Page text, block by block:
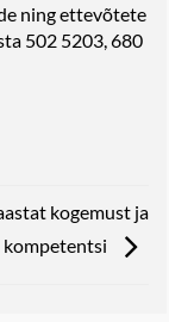
ning ettevõtete
502 5203, 680
kogemust ja
kompetentsi